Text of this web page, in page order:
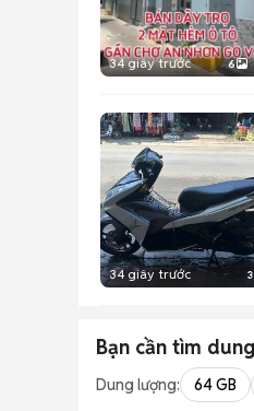
34 giây trước 6
34 giây trước 3
Bạn cần tìm
Dung lượng: 64 GB